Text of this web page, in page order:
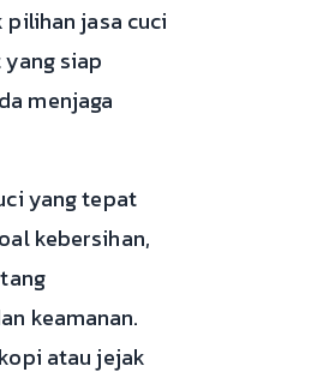
pilihan jasa cuci
siap
menjaga
yang tepat
kebersihan,
keamanan.
atau jejak